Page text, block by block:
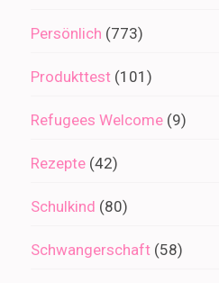
Persönlich (773)
Produkttest (101)
Refugees Welcome (9)
Rezepte (42)
Schulkind (80)
Schwangerschaft (58)